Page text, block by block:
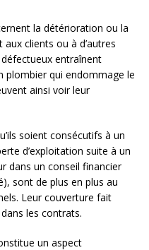
la détérioration ou la
clients ou à d’autres
entraînent
plombier qui endommage le
ainsi voir leur
soient consécutifs à un
d’exploitation suite à un
dans un conseil financier
sont de plus en plus au
Leur couverture fait
les contrats.
un aspect